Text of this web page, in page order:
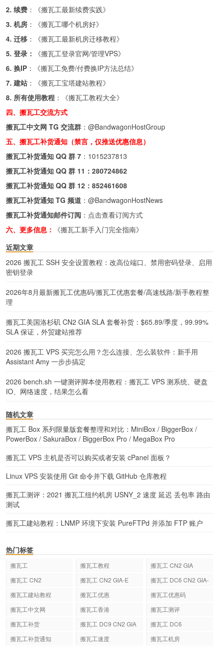
2. 续费 ：《搬瓦工最新续费实践》
3. 机房 ：《搬瓦工哪个机房好》
4. 迁移 ：《搬瓦工最新机房迁移教程》
5. 登录：
《搬瓦工登录官网/管理VPS》
6. 换IP ：《搬瓦工免费/付费换IP方法总结》
7. 建站 ：《搬瓦工宝塔建站教程》
8. 所有使用教程 ：《搬瓦工教程大全》
四、搬瓦工交流方式
搬瓦工中文网 TG 交流群 ： @BandwagonHostGroup
五、搬瓦工补货通知（禁言，仅推送优惠信息）
搬瓦工补货通知 QQ 群 7 ： 1015237813
搬瓦工补货通知 QQ 群 11： 280724862
搬瓦工补货通知 QQ 群 12： 852461608
搬瓦工补货通知 TG 频道 ： @BandwagonHostNews
搬瓦工补货通知邮件订阅 ： 点击查看订阅方式
六、更多信息：
《搬瓦工新手入门完全指南》
近期文章
2026 搬瓦工 SSH 安全设置教程：改高位端口、禁用密码登录、启用
密钥登录
2026年8月最新搬瓦工优惠码/搬瓦工优惠套餐/高速线路/新手教程整
理
搬瓦工美国洛杉矶 CN2 GIA SLA 套餐补货：$65.89/季度，99.99%
SLA 保证，外贸建站推荐
2026 搬瓦工 VPS 买完怎么用？怎么连接、怎么装软件：新手用
Assistant Amy 一步步搞定
2026 bench.sh 一键测评脚本使用教程：搬瓦工 VPS 测系统、硬盘
IO、网络速度，结果怎么看
随机文章
搬瓦工 Box 系列限量版套餐整理和对比：MiniBox / BiggerBox /
PowerBox / SakuraBox / BiggerBox Pro / MegaBox Pro
搬瓦工 VPS 主机是否可以购买或者安装 cPanel 面板？
Linux VPS 安装使用 Git 命令并下载 GitHub 仓库教程
搬瓦工测评：2021 搬瓦工纽约机房 USNY_2 速度 延迟 丢包率 路由
测试
搬瓦工建站教程：LNMP 环境下安装 PureFTPd 并添加 FTP 账户
热门标签
搬瓦工 搬瓦工教程
搬瓦工 CN2 GIA
搬瓦工 CN2
搬瓦工 CN2 GIA-E
搬瓦工 DC6 CN2 GIA-
搬瓦工建站教程 搬瓦工优惠
搬瓦工优惠码
搬瓦工中文网
搬瓦工香港
搬瓦工测评
搬瓦工补货
搬瓦工 DC9 CN2 GIA
搬瓦工 DC6
搬瓦工补货通知
搬瓦工速度 搬瓦工机房